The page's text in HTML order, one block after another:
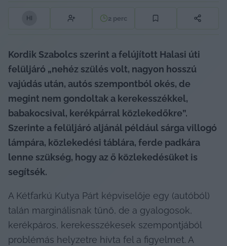
H 2 perc
Kordik Szabolcs szerint a felújított Halasi úti
felüljáró „nehéz szülés volt, nagyon hosszú
vajúdás után, autós szempontból okés, de
megint nem gondoltak a kerekesszékkel,
babakocsival, kerékpárral közlekedőkre”.
Szerinte a felüljáró aljánál például sárga villogó
lámpára, közlekedési táblára, ferde padkára
lenne szükség, hogy az ő közlekedésüket is
segítsék.
A Kétfarkú Kutya Párt képviselője egy (autóból)
talán marginálisnak tűnő, de a gyalogosok,
kerékpáros, kerekesszékesek szempontjából
problémás helyzetre hívta fel a figyelmet. A